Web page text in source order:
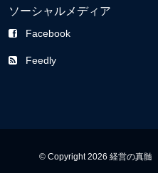
ソーシャルメディア
Facebook
Feedly
© Copyright 2026 経営の真